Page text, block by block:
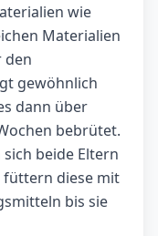
wie
Materialien
den
gewöhnlich
dann über
bebrütet.
beide Eltern
füttern diese mit
bis sie